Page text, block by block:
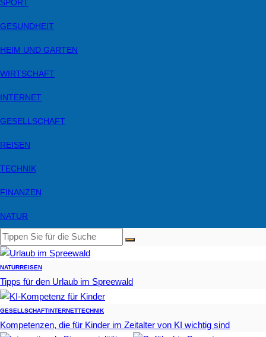
SPORT
GESUNDHEIT
HEIM UND GARTEN
WIRTSCHAFT
INTERNET
GESELLSCHAFT
REISEN
TECHNIK
FINANZEN
NATUR
NATURREISEN
Tipps für den Urlaub im Spreewald
GESELLSCHAFTINTERNETTECHNIK
Kompetenzen, die für Kinder im Zeitalter von KI wichtig sind